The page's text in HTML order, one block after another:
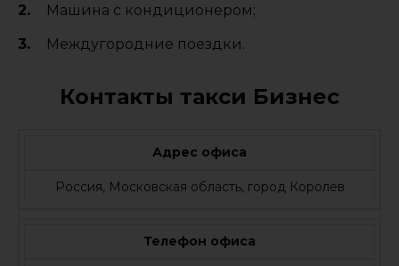
Машина с кондиционером;
Междугородние поездки.
Контакты такси Бизнес
Адрес офиса
Россия, Московская область, город Королев
Телефон офиса